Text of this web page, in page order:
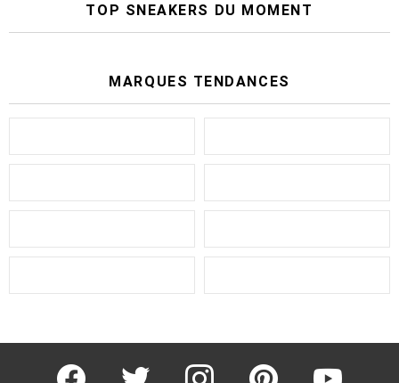
TOP SNEAKERS DU MOMENT
MARQUES TENDANCES
facebook twitter instagram pinterest